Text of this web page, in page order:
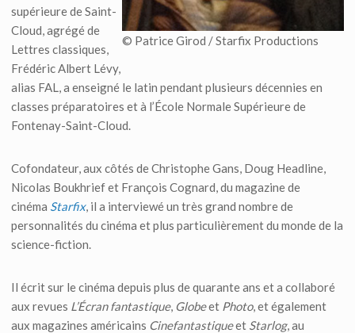
© Patrice Girod / Starfix Productions
supérieure de Saint-
Cloud, agrégé de
Lettres classiques,
Frédéric Albert Lévy,
alias FAL, a enseigné le latin pendant plusieurs décennies en
classes préparatoires et à l’École Normale Supérieure de
Fontenay-Saint-Cloud.
Cofondateur, aux côtés de Christophe Gans, Doug Headline,
Nicolas Boukhrief et François Cognard, du magazine de
cinéma Starfix, il a interviewé un très grand nombre de
personnalités du cinéma et plus particulièrement du monde de la
science-fiction.
Il écrit sur le cinéma depuis plus de quarante ans et a collaboré
aux revues L’Écran fantastique, Globeet Photo, et également
aux magazines américains Cinefantastiqueet Starlog, au